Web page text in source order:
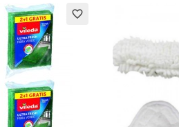
favorite_border